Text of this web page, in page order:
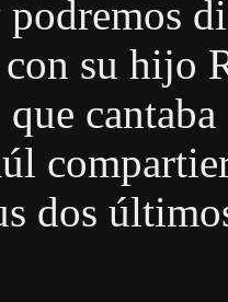
podremos
su hijo
dos